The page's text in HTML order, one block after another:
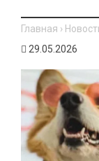
Главная ›
29.05.2026